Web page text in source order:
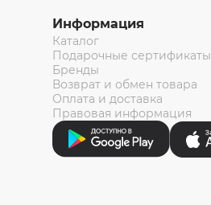
Информация
Каталог
Подарочные сертификаты
Бренды
Возврат и обмен товара
Оплата и доставка
Правовая информация